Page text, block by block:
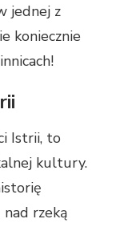
jednej z
koniecznie
Istrii, to
kultury.
rzeką